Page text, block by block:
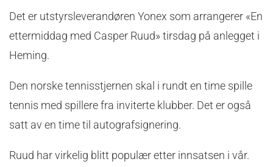
Det er utstyrsleverandøren Yonex som arrangerer «En
ettermiddag med Casper Ruud» tirsdag på anlegget i
Heming.
Den norske tennisstjernen skal i rundt en time spille
tennis med spillere fra inviterte klubber. Det er også
satt av en time til autografsignering.
Ruud har virkelig blitt populær etter innsatsen i vår.